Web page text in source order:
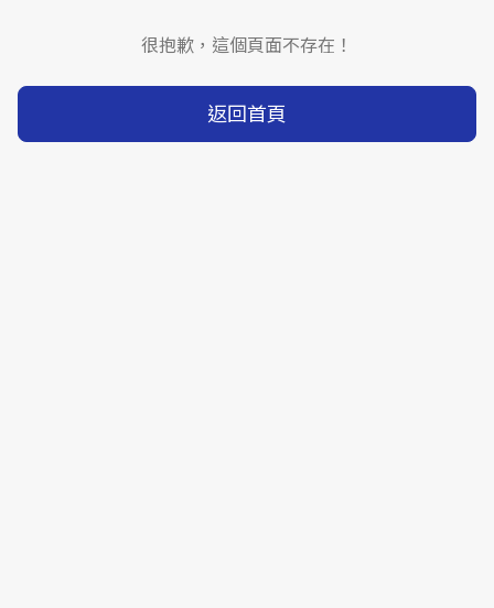
很抱歉，這個頁面不存在！
返回首頁